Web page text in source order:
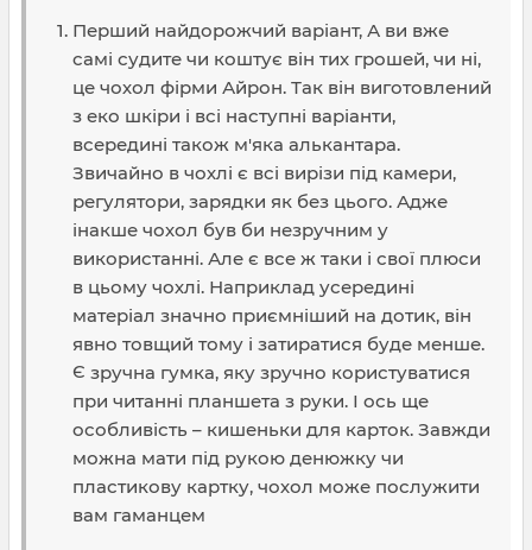
Перший найдорожчий варіант, А ви вже
самі судите чи коштує він тих грошей, чи ні,
це чохол фірми Айрон. Так він виготовлений
з еко шкіри і всі наступні варіанти,
всередині також м'яка алькантара.
Звичайно в чохлі є всі вирізи під камери,
регулятори, зарядки як без цього. Адже
інакше чохол був би незручним у
використанні. Але є все ж таки і свої плюси
в цьому чохлі. Наприклад усередині
матеріал значно приємніший на дотик, він
явно товщий тому і затиратися буде менше.
Є зручна гумка, яку зручно користуватися
при читанні планшета з руки. І ось ще
особливість – кишеньки для карток. Завжди
можна мати під рукою денюжку чи
пластикову картку, чохол може послужити
вам гаманцем